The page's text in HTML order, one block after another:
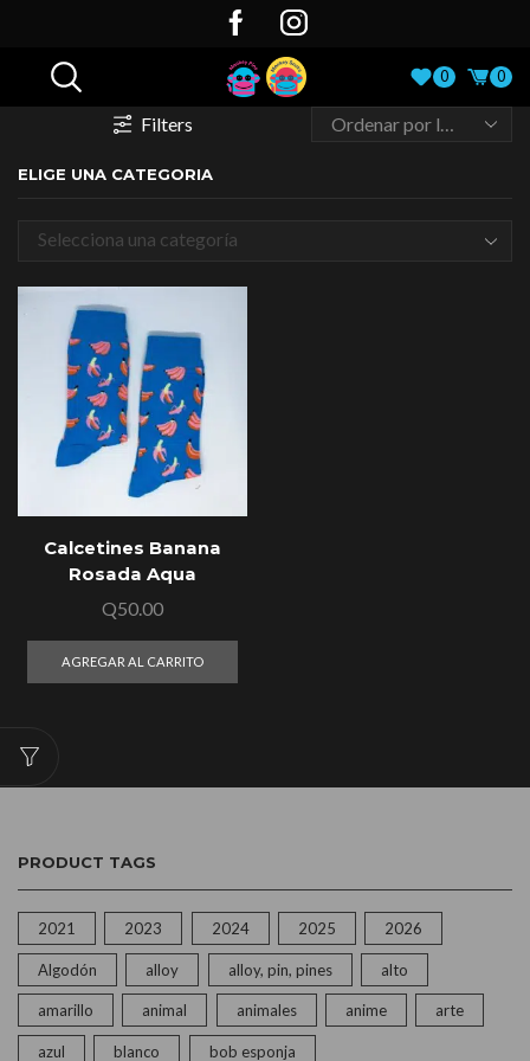
0 0
Filters
ELIGE UNA CATEGORIA
Selecciona una categoría
Calcetines Banana
Rosada Aqua
Q50.00
AGREGAR AL CARRITO
PRODUCT TAGS
2021 2023 2024 2025 2026
Algodón alloy alloy, pin, pines alto
amarillo animal animales anime arte
azul blanco bob esponja